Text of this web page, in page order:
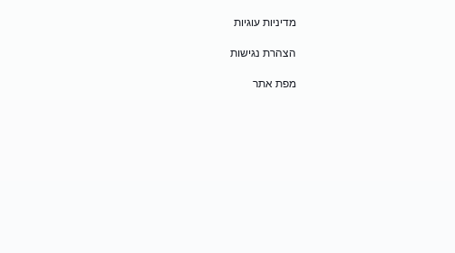
מדיניות עוגיות
הצהרת נגישות
מפת אתר